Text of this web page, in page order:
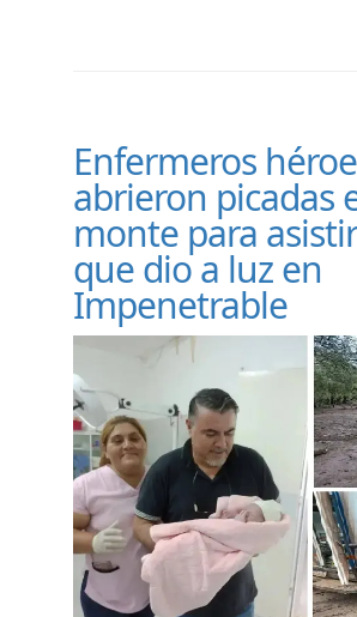
Enfermeros
abrieron picadas
monte para
que dio a luz en
Impenetrable